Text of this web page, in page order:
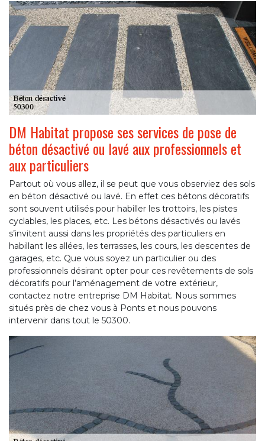
DM Habitat propose ses services de pose de
béton désactivé ou lavé aux professionnels et
aux particuliers
Partout où vous allez, il se peut que vous observiez des sols
en béton désactivé ou lavé. En effet ces bétons décoratifs
sont souvent utilisés pour habiller les trottoirs, les pistes
cyclables, les places, etc. Les bétons désactivés ou lavés
s’invitent aussi dans les propriétés des particuliers en
habillant les allées, les terrasses, les cours, les descentes de
garages, etc. Que vous soyez un particulier ou des
professionnels désirant opter pour ces revêtements de sols
décoratifs pour l’aménagement de votre extérieur,
contactez notre entreprise DM Habitat. Nous sommes
situés près de chez vous à Ponts et nous pouvons
intervenir dans tout le 50300.